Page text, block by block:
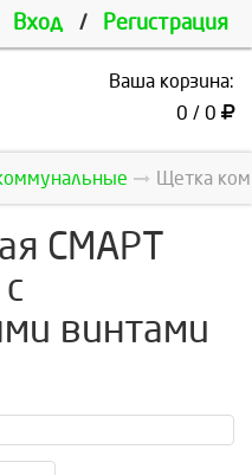
Вход / Регистрация
Ваша корзина:
0 / 0
Щетка
СМАРТ
винтами